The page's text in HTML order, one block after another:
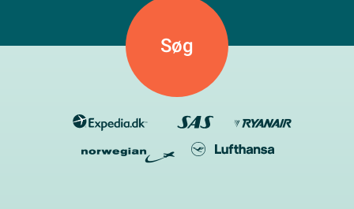
5